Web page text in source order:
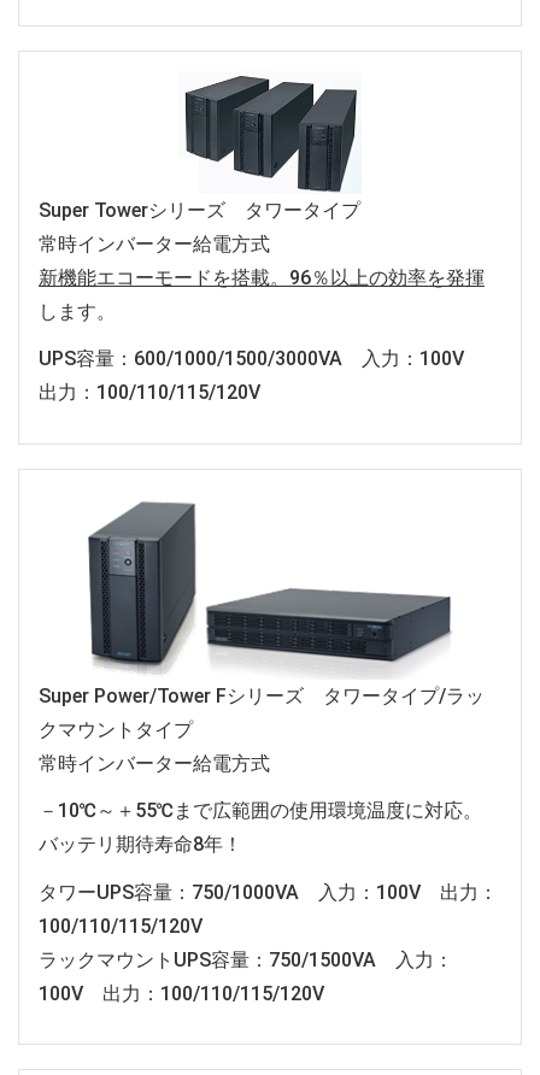
Super Towerシリーズ タワータイプ
常時インバーター給電方式
新機能エコーモードを搭載。96％以上の効率を発揮
します。
UPS容量：600/1000/1500/3000VA 入力：100V
出力：100/110/115/120V
Super Power/Tower Fシリーズ タワータイプ/ラッ
クマウントタイプ
常時インバーター給電方式
－10℃～＋55℃まで広範囲の使用環境温度に対応。
バッテリ期待寿命8年！
タワーUPS容量：750/1000VA 入力：100V 出力：
100/110/115/120V
ラックマウントUPS容量：750/1500VA 入力：
100V 出力：100/110/115/120V